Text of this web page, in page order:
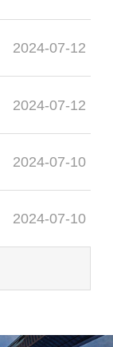
2024-07-12
2024-07-12
2024-07-10
2024-07-10